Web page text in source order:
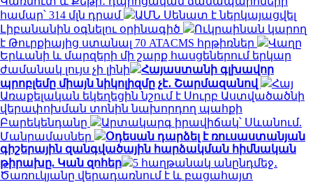
համար՝ 314 մլն դրամ
ԱՄՆ Սենատ է ներկայացվել
Լիբանանին օգնելու օրինագիծ
Ուկրաինան կարող
է Թուրքիայից ստանալ 70 ATACMS հրթիռներ
Վաղը
Երևանի և մարզերի մի շարք հասցեներում երկար
ժամանակ լույս չի լինի
Հայաստանի գլխավոր
պրոբլեմը միայն նիկոլիզմը չէ․ Շարմազանով
Հայ
Առաքելական եկեղեցին նշում է Սուրբ Աստվածածնի
վերափոխման տոնին նախորդող պահքի
Բարեկենդանը
Արտակարգ իրավիճակ՝ Սևանում.
Մանրամասներ
Օդեսան դարձել է ռուսաստանյան
գիշերային զանգվածային հարձակման հիմնական
թիրախը. Կան զոհեր
5 հաղթանակ անընդմեջ․
Ծառուկյանը վերադառնում է և բացահայտ